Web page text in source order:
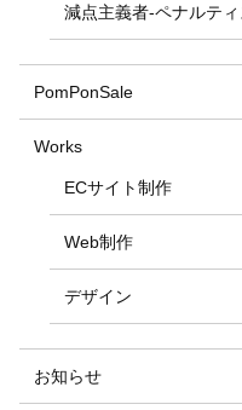
減点主義者-ペナルティ
PomPonSale
Works
ECサイト制作
Web制作
デザイン
お知らせ